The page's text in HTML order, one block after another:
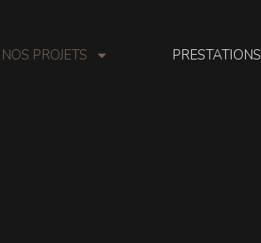
NOS PROJETS PRESTATIONS